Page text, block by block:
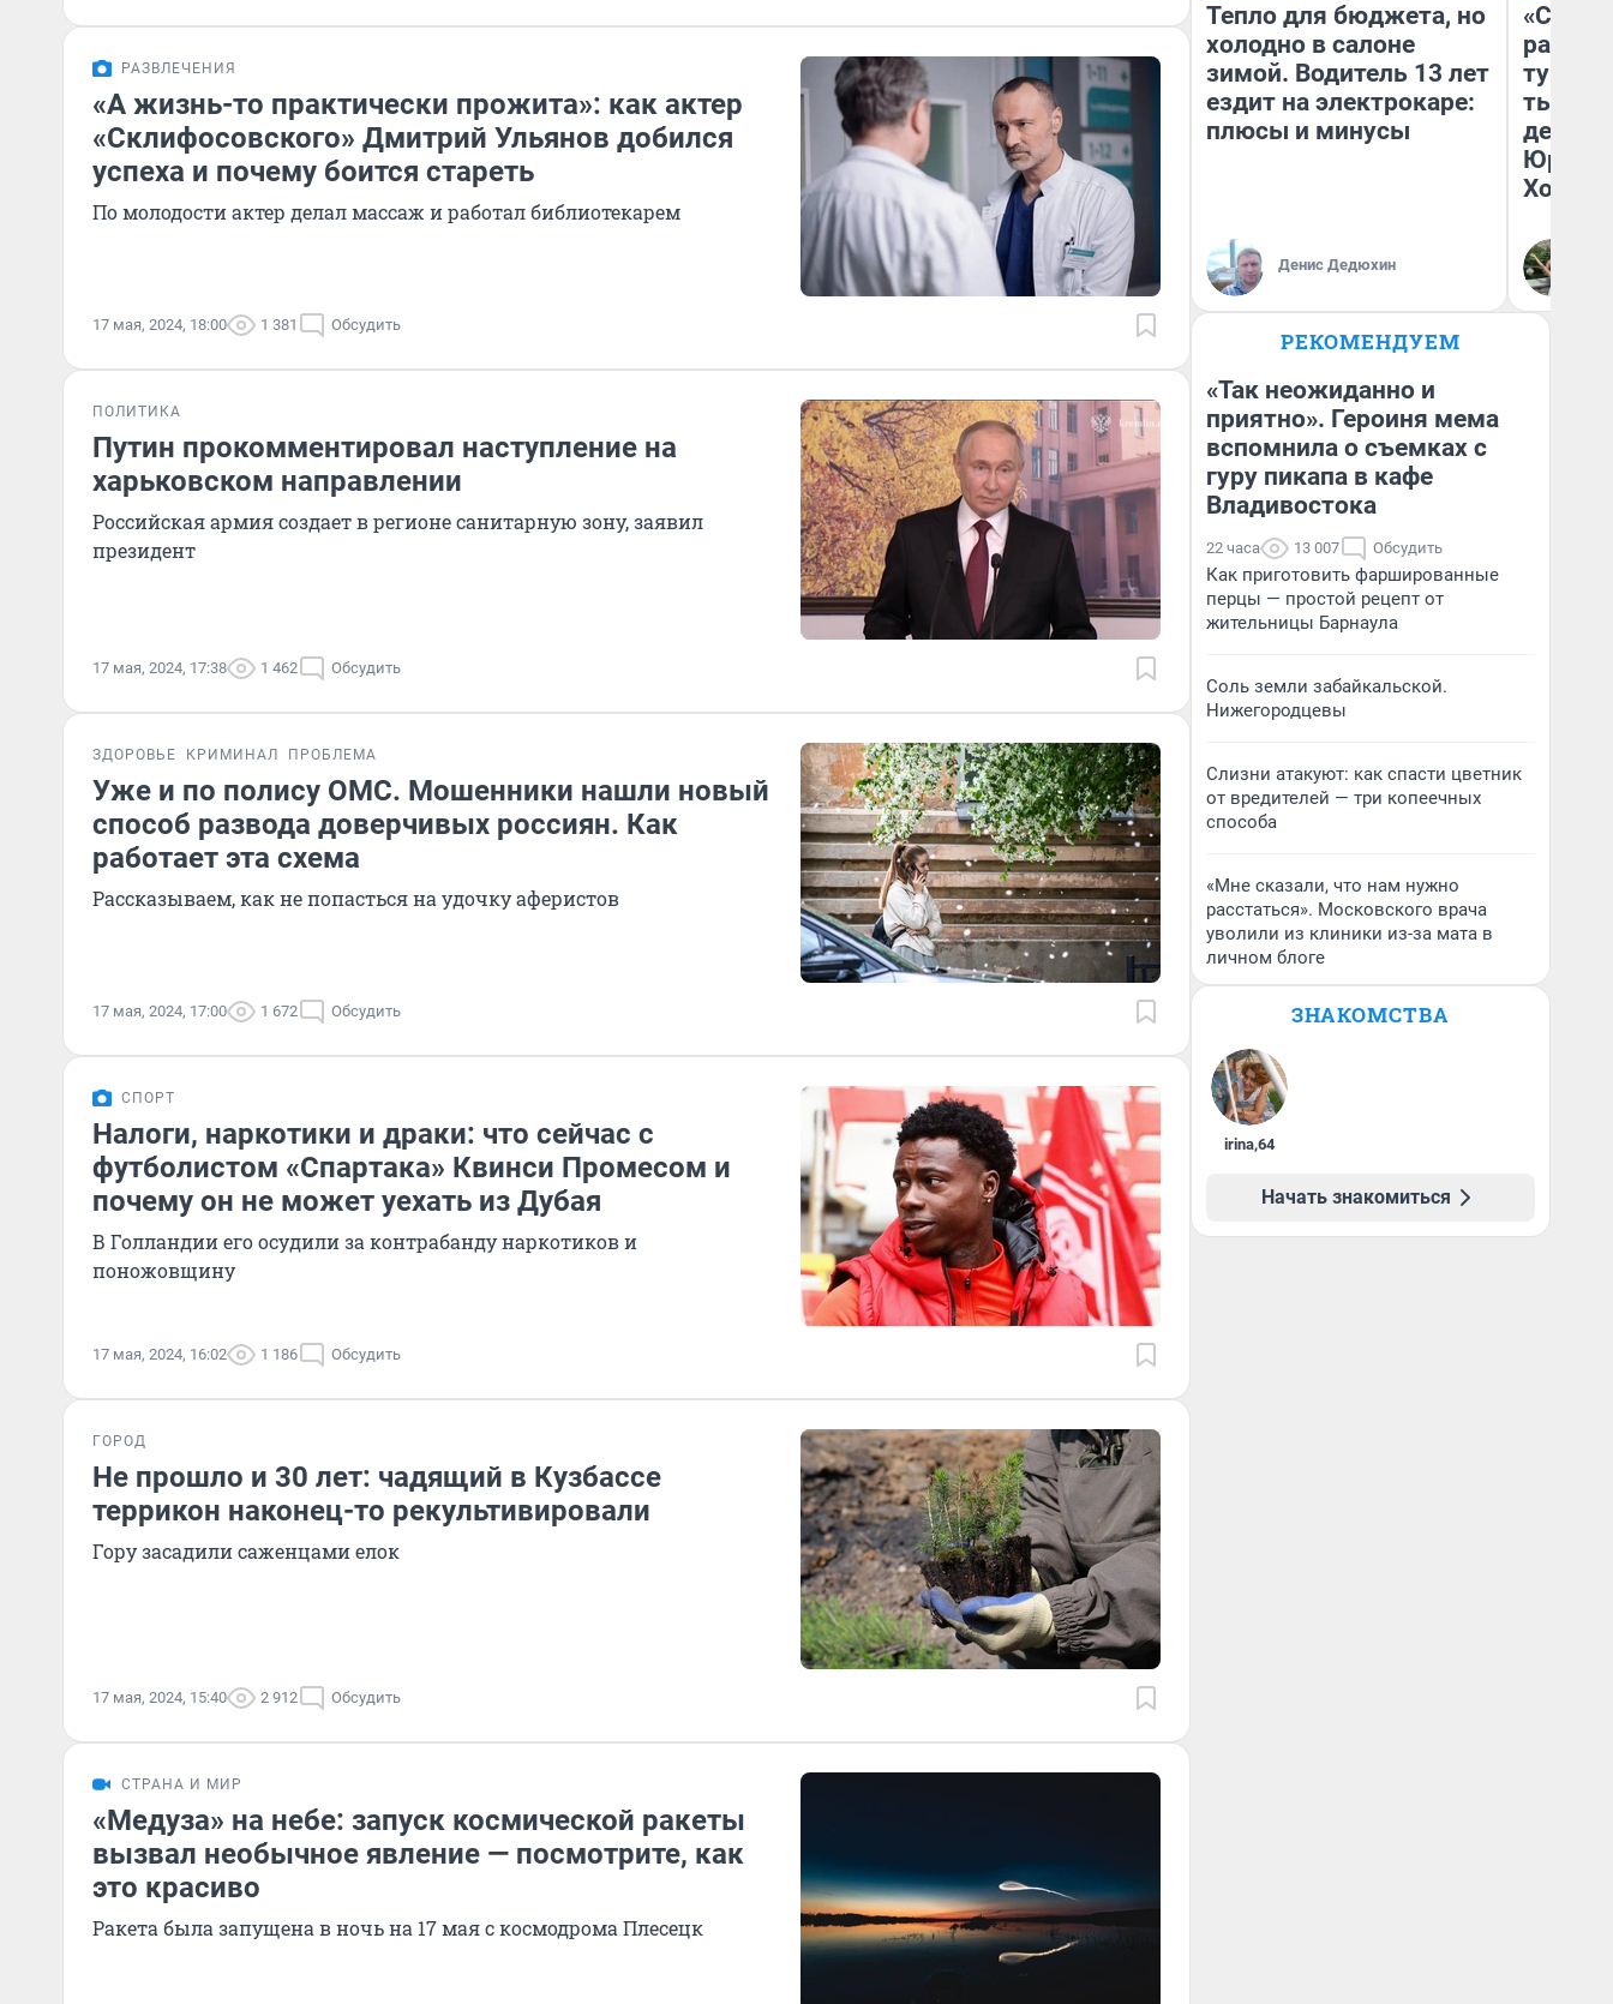
РАЗВЛЕЧЕНИЯ
«А жизнь-то практически прожита»: как актер
«Склифосовского» Дмитрий Ульянов добился
успеха и почему боится стареть
По молодости актер делал массаж и работал библиотекарем
17 мая, 2024, 18:00 1 381 Обсудить
ПОЛИТИКА
Путин прокомментировал наступление на
харьковском направлении
Российская армия создает в регионе санитарную зону, заявил
президент
17 мая, 2024, 17:38 1 462 Обсудить
ЗДОРОВЬЕ КРИМИНАЛ ПРОБЛЕМА
Уже и по полису ОМС. Мошенники нашли новый
способ развода доверчивых россиян. Как
работает эта схема
Рассказываем, как не попасться на удочку аферистов
17 мая, 2024, 17:00 1 672 Обсудить
СПОРТ
Налоги, наркотики и драки: что сейчас с
футболистом «Спартака» Квинси Промесом и
почему он не может уехать из Дубая
В Голландии его осудили за контрабанду наркотиков и
поножовщину
17 мая, 2024, 16:02 1 186 Обсудить
ГОРОД
Не прошло и 30 лет: чадящий в Кузбассе
террикон наконец-то рекультивировали
Гору засадили саженцами елок
17 мая, 2024, 15:40 2 912 Обсудить
СТРАНА И МИР
«Медуза» на небе: запуск космической ракеты
вызвал необычное явление — посмотрите, как
это красиво
Ракета была запущена в ночь на 17 мая с космодрома Плесецк
Тепло для бюджета, но
холодно в салоне
зимой. Водитель 13 лет
ездит на электрокаре:
плюсы и минусы
Денис Дедюхин
тысяч,
день
РЕКОМЕНДУЕМ
«Так неожиданно и
приятно». Героиня мема
вспомнила о съемках с
гуру пикапа в кафе
Владивостока
22 часа 13 007 Обсудить
Как приготовить фаршированные
перцы — простой рецепт от
жительницы Барнаула
Соль земли забайкальской.
Нижегородцевы
Слизни атакуют: как спасти цветник
от вредителей — три копеечных
способа
«Мне сказали, что нам нужно
расстаться». Московского врача
уволили из клиники из-за мата в
личном блоге
ЗНАКОМСТВА
irina,64
Начать знакомиться